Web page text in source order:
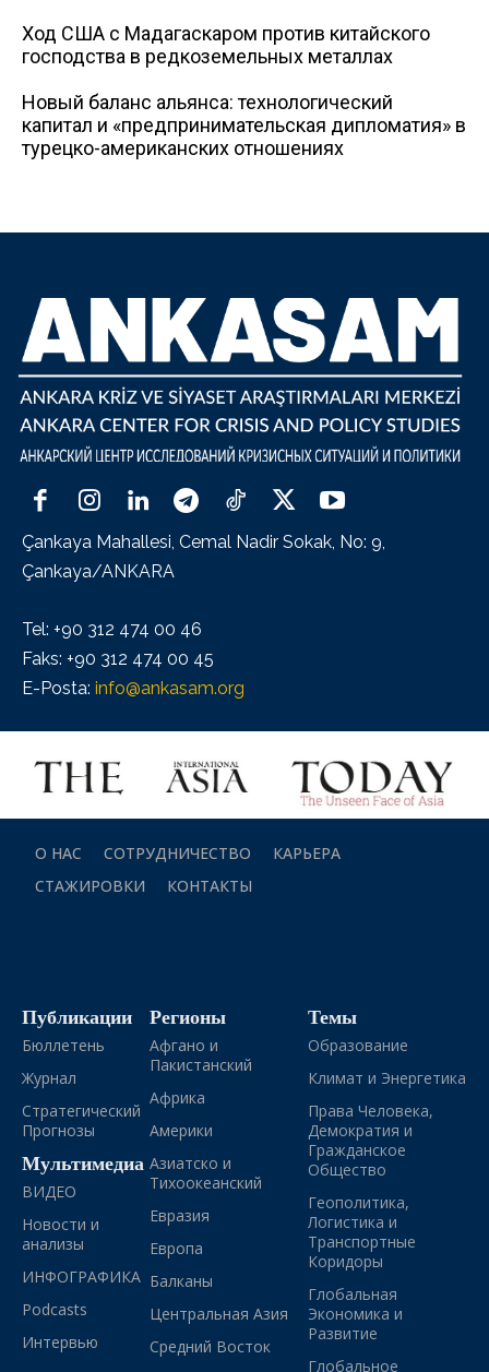
Ход США с Мадагаскаром против китайского
господства в редкоземельных металлах
Новый баланс альянса: технологический
капитал и «предпринимательская дипломатия» в
турецко-американских отношениях
Çankaya Mahallesi, Cemal Nadir Sokak, No: 9,
Çankaya/ANKARA
Tel: +90 312 474 00 46
Faks: +90 312 474 00 45
E-Posta: info@ankasam.org
О НАС СОТРУДНИЧЕСТВО
КАРЬЕРА
СТАЖИРОВКИ
КОНТАКТЫ
Публикации
Бюллетень
Журнал
Стратегический
Прогнозы
Мультимедиа
ВИДЕО
Новости и
анализы
ИНФОГРАФИКА
Podcasts
Интервью
Регионы
Афгано и
Пакистанский
Африка
Америки
Азиатско и
Тихоокеанский
Евразия
Европа
Балканы
Центральная Азия
Средний Восток
Темы
Образование
Климат и Энергетика
Права Человека,
Демократия и
Гражданское
Общество
Геополитика,
Логистика и
Транспортные
Коридоры
Глобальная
Экономика и
Развитие
Глобальное